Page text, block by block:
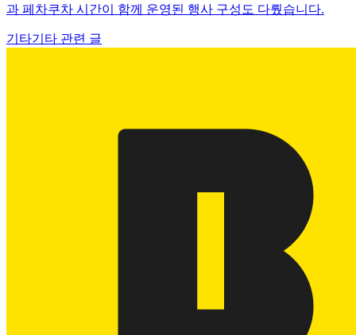
과 페차쿠차 시간이 함께 운영된 행사 구성도 다뤘습니다.
기타기타 관련 글